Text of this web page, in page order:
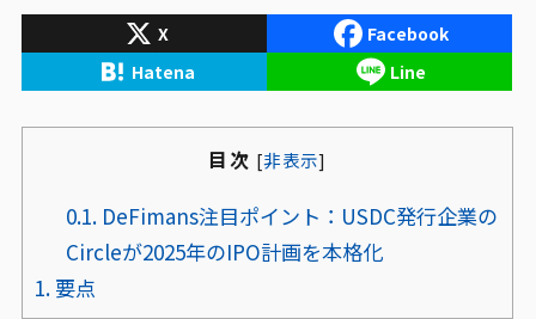
X
Facebook
Hatena
Line
目次 [非表示]
0.1. DeFimans注目ポイント：USDC発行企業の
Circleが2025年のIPO計画を本格化
1. 要点